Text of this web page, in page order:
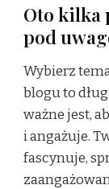
Oto kilka
pod
Wybierz
blogu to
ważne jest,
i angażuje.
fascynuje,